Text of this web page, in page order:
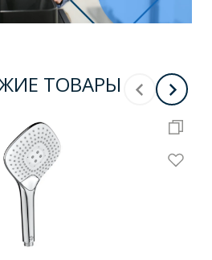
ТОВАРЫ